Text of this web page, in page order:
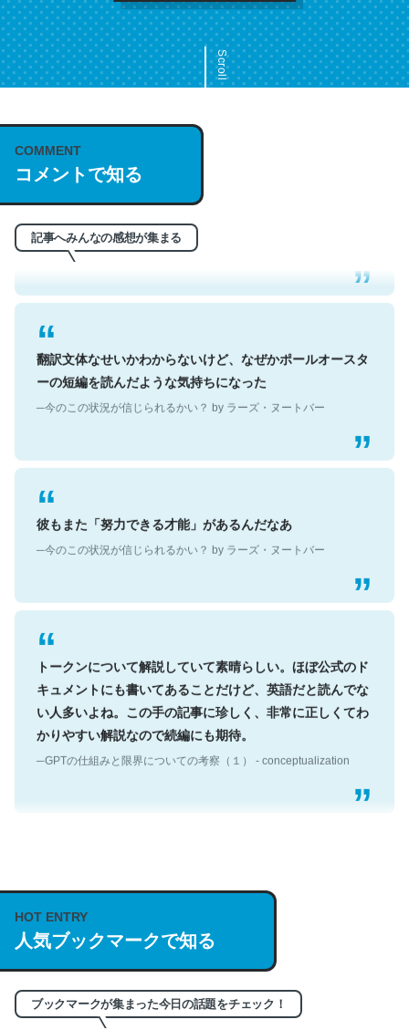
Scroll
COMMENT
コメントで知る
記事へみんなの感想が集まる
これは名文。彼はとてもクレバーなんだろうなと凄く思
う。英語少しでも読める人は原文もお勧め。自分はこの流
れ好き。Let’s Fucking Go. Then Covid hit. Shit.
─今のこの状況が信じられるかい？ by ラーズ・ヌートバー
翻訳文体なせいかわからないけど、なぜかポールオースタ
ーの短編を読んだような気持ちになった
彼もまた「努力できる才能」があるんだなあ
トークンについて解説していて素晴らしい。ほぼ公式のド
キュメントにも書いてあることだけど、英語だと読んでな
い人多いよね。この手の記事に珍しく、非常に正しくてわ
かりやすい解説なので続編にも期待。
説してる記事が少ないので貴重な良記事。/続編来た
https://isobe324649.hatenablog.com/entry/2023/03/27
/064121
─GPTの仕組みと限界についての考察（１） - conceptualization
HOT ENTRY
人気ブックマークで知る
ブックマークが集まった今日の話題をチェック！